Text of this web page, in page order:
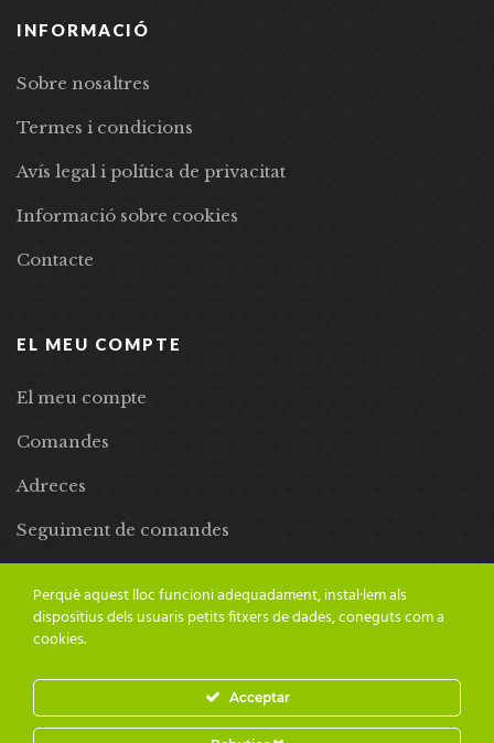
INFORMACIÓ
Sobre nosaltres
Termes i condicions
Avís legal i política de privacitat
Informació sobre cookies
Contacte
EL MEU COMPTE
El meu compte
Comandes
Adreces
Seguiment de comandes
© 2024 Adesiara Editorial | Tots els drets reservats | Preus amb
Perquè aquest lloc funcioni adequadament, instal·lem als
dispositius dels usuaris petits fitxers de dades, coneguts com a
cookies.
Acceptar